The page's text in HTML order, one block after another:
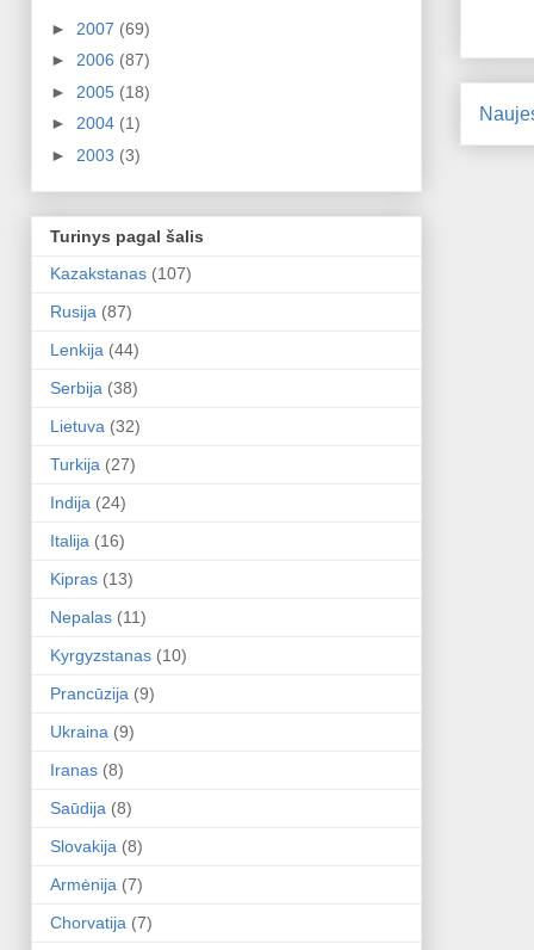
► 2007 (69)
► 2006 (87)
► 2005 (18)
► 2004 (1)
► 2003 (3)
Turinys pagal šalis
Kazakstanas (107)
Rusija (87)
Lenkija (44)
Serbija (38)
Lietuva (32)
Turkija (27)
Indija (24)
Italija (16)
Kipras (13)
Nepalas (11)
Kyrgyzstanas (10)
Prancūzija (9)
Ukraina (9)
Iranas (8)
Saūdija (8)
Slovakija (8)
Armėnija (7)
Chorvatija (7)